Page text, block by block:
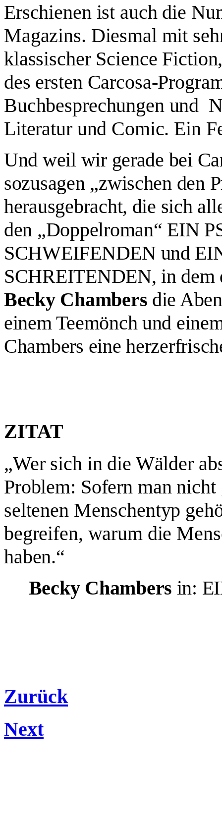
Erschienen ist auch die
Magazins. Diesmal mit
klassischer Science
des ersten Carcosa-
Buchbesprechungen und
Literatur und Comic. Ein
Und weil wir gerade bei
sozusagen „zwischen den
herausgebracht, die sich
den „Doppelroman“ EIN
SCHWEIFENDEN und
SCHREITENDEN, in dem
Becky Chambers die
einem Teemönch und
Chambers eine
ZITAT
„Wer sich in die Wälder
Problem: Sofern man
seltenen Menschentyp
begreifen, warum die
haben.“
Becky Chambers in:
Zurück
Next